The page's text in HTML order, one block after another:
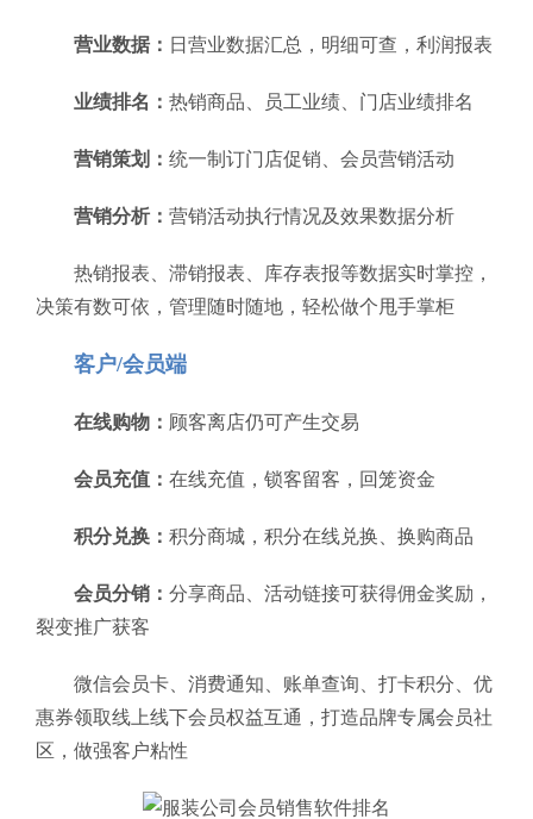
营业数据： 日营业数据汇总，明细可查，利润报表
业绩排名： 热销商品、员工业绩、门店业绩排名
营销策划： 统一制订门店促销、会员营销活动
营销分析： 营销活动执行情况及效果数据分析
热销报表、滞销报表、库存表报等数据实时掌控，
决策有数可依，管理随时随地，轻松做个甩手掌柜
客户/会员端
在线购物： 顾客离店仍可产生交易
会员充值： 在线充值，锁客留客，回笼资金
积分兑换： 积分商城，积分在线兑换、换购商品
会员分销： 分享商品、活动链接可获得佣金奖励，
裂变推广获客
微信会员卡、消费通知、账单查询、打卡积分、优
惠券领取线上线下会员权益互通，打造品牌专属会员社
区，做强客户粘性